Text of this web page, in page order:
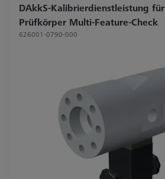
DAkkS-Kalibrierdienstleistung für
Prüfkörper Multi-Feature-Check
626001-0790-000